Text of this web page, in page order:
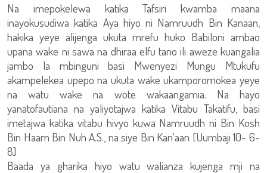
Na imepokelewa katika Tafsiri kwamba maana
inayokusudiwa katika Aya hiyo ni Namruudh Bin Kanaan,
hakika yeye alijenga ukuta mrefu huko Babiloni ambao
upana wake ni sawa na dhiraa elfu tano ili aweze kuangalia
jambo la mbinguni basi Mwenyezi Mungu Mtukufu
akampelekea upepo na ukuta wake ukamporomokea yeye
na watu wake na wote wakaangamia. Na hayo
yanatofautiana na yaliyotajwa katika Vitabu Takatifu, basi
imetajwa katika vitabu hivyo kuwa Namruudh ni Bin Kosh
Bin Haam Bin Nuh A.S., na siye Bin Kan'aan [Uumbaji 10- 6-
8]
Baada ya gharika hiyo watu walianza kujenga mji na